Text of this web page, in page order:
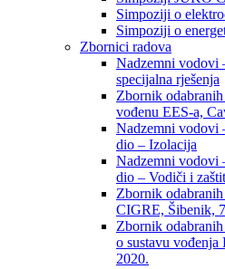
Simpoziji o
Simpoziji o
Zbornici radova
Nadzemni vodovi
specijalna rješenja
Zbornik
vođenu EES-a,
Nadzemni vodovi
dio – Izolacija
Nadzemni vodovi
dio – Vodiči i
Zbornik
CIGRE, Šibenik,
Zbornik
o sustavu vođenja
2020.